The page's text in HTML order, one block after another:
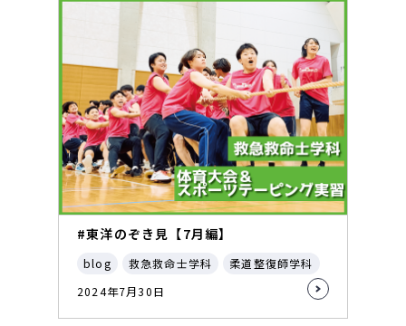
#東洋のぞき見【7月編】
blog 救急救命士学科
柔道整復師学科
2024年7月30日